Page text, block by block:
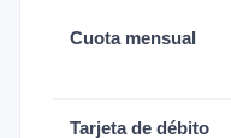
Cuota mensual
Tarjeta de débito